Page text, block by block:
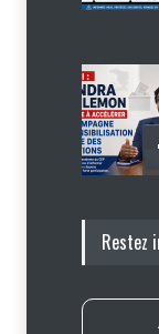
Restez